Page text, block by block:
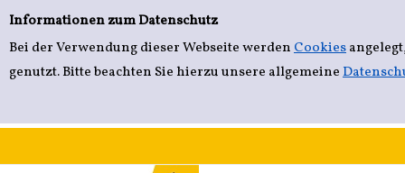
Einfache Suche
Informationen zum Datenschutz
Bei der Verwendung dieser Webseite werdenCookies
genutzt. Bitte beachten Sie hierzu unsere allgemeine
Zur Detailanzeige springen